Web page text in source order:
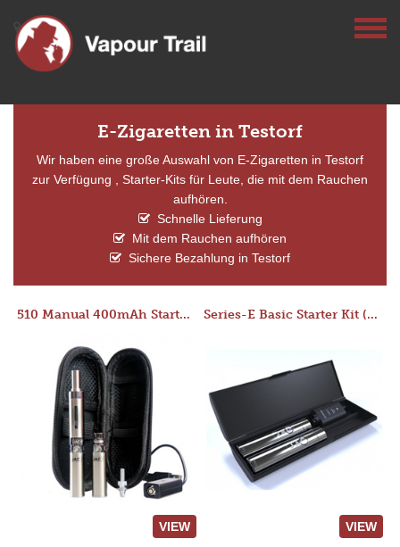
E-Zigaretten in Testorf
Wir haben eine große Auswahl von E-Zigaretten in Testorf
zur Verfügung , Starter-Kits für Leute, die mit dem Rauchen
aufhören.
Schnelle Lieferung
Mit dem Rauchen aufhören
Sichere Bezahlung in Testorf
510 Manual 400mAh Starter Kit
VIEW
Series-E Basic Starter Kit (No Tank)
VIEW